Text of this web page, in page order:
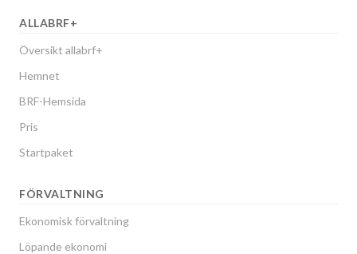
ALLABRF+
Översikt allabrf+
Hemnet
BRF-Hemsida
Pris
Startpaket
FÖRVALTNING
Ekonomisk förvaltning
Löpande ekonomi